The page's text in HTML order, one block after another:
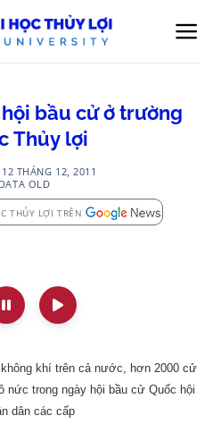
bầu cử ở trường
Thủy lợi
12 THÁNG 12, 2011
DATA OLD
THỦY LỢI TRÊN
không khí trên cả nước, hơn 2000 cử
nức trong ngày hội bầu cử Quốc hội
dân các cấp